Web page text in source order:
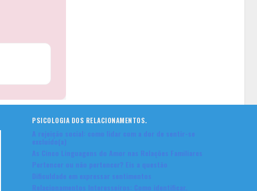
PSICOLOGIA DOS RELACIONAMENTOS.
A rejeição social: como lidar com a dor de sentir-se
excluído(a)
As Cinco Linguagens do Amor nas Relações Familiares
Pertencer ou não pertencer? Eis a questão
Dificuldade em expressar sentimentos
Relacionamentos Interesseiros: Como identificar.